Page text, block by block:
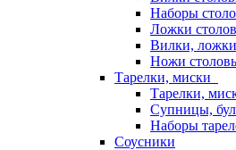
Наборы
Ложки
Вилки,
Ножи
Тарелки, миски
Тарелки,
Супницы,
Наборы
Соусники